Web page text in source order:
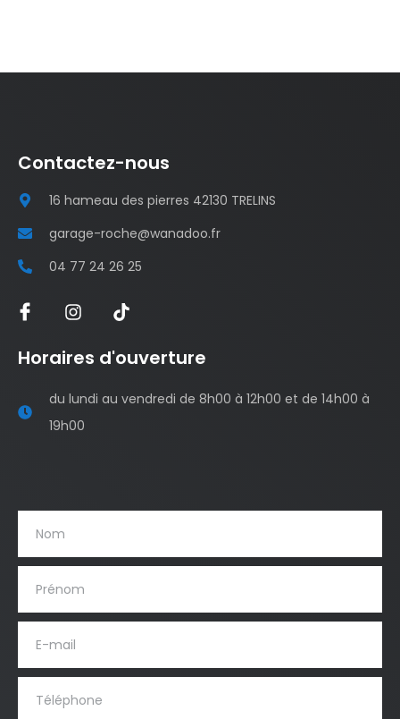
Contactez-nous
16 hameau des pierres 42130 TRELINS
garage-roche@wanadoo.fr
04 77 24 26 25
Horaires d'ouverture
du lundi au vendredi de 8h00 à 12h00 et de 14h00 à
19h00